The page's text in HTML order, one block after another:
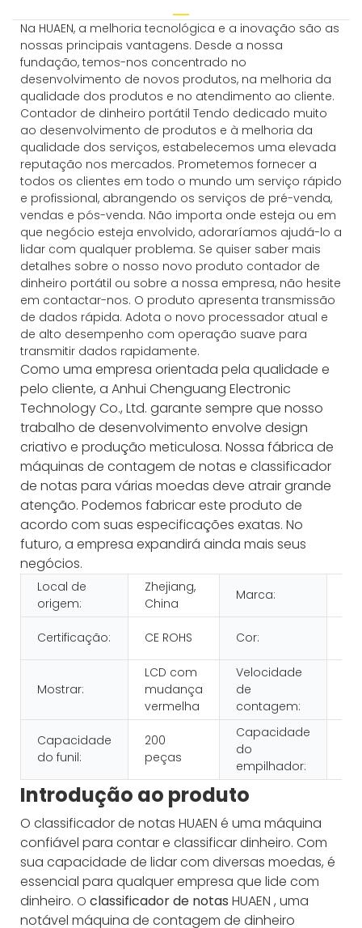
Na HUAEN, a melhoria tecnológica e a inovação são as
nossas principais vantagens. Desde a nossa
fundação, temos-nos concentrado no
desenvolvimento de novos produtos, na melhoria da
qualidade dos produtos e no atendimento ao cliente.
Contador de dinheiro portátil Tendo dedicado muito
ao desenvolvimento de produtos e à melhoria da
qualidade dos serviços, estabelecemos uma elevada
reputação nos mercados. Prometemos fornecer a
todos os clientes em todo o mundo um serviço rápido
e profissional, abrangendo os serviços de pré-venda,
vendas e pós-venda. Não importa onde esteja ou em
que negócio esteja envolvido, adoraríamos ajudá-lo a
lidar com qualquer problema. Se quiser saber mais
detalhes sobre o nosso novo produto contador de
dinheiro portátil ou sobre a nossa empresa, não hesite
em contactar-nos. O produto apresenta transmissão
de dados rápida. Adota o novo processador atual e
de alto desempenho com operação suave para
transmitir dados rapidamente.
Como uma empresa orientada pela qualidade e
pelo cliente, a Anhui Chenguang Electronic
Technology Co., Ltd. garante sempre que nosso
trabalho de desenvolvimento envolve design
criativo e produção meticulosa. Nossa fábrica de
máquinas de contagem de notas e classificador
de notas para várias moedas deve atrair grande
atenção. Podemos fabricar este produto de
acordo com suas especificações exatas. No
futuro, a empresa expandirá ainda mais seus
negócios.
Local de
origem:
Zhejiang,
China
Marca:
Certificação: CE ROHS Cor:
Mostrar:
LCD com
mudança
vermelha
Velocidade
de
contagem:
Capacidade
do funil:
200
peças
Capacidade
do
empilhador:
Introdução ao produto
O classificador de notas HUAEN é uma máquina
confiável para contar e classificar dinheiro. Com
sua capacidade de lidar com diversas moedas, é
essencial para qualquer empresa que lide com
dinheiro. O classificador de notas HUAEN , uma
notável máquina de contagem de dinheiro